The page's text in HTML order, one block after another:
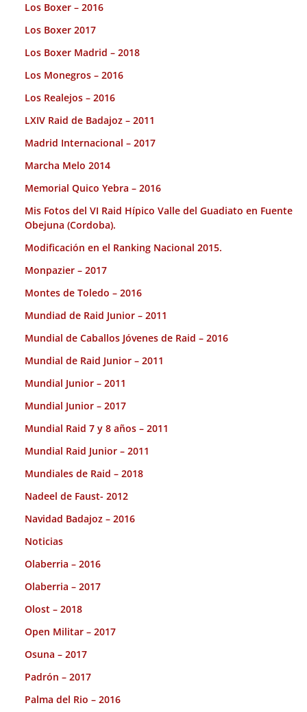
Los Boxer – 2016
Los Boxer 2017
Los Boxer Madrid – 2018
Los Monegros – 2016
Los Realejos – 2016
LXIV Raid de Badajoz – 2011
Madrid Internacional – 2017
Marcha Melo 2014
Memorial Quico Yebra – 2016
Mis Fotos del VI Raid Hípico Valle del Guadiato en Fuente
Obejuna (Cordoba).
Modificación en el Ranking Nacional 2015.
Monpazier – 2017
Montes de Toledo – 2016
Mundiad de Raid Junior – 2011
Mundial de Caballos Jóvenes de Raid – 2016
Mundial de Raid Junior – 2011
Mundial Junior – 2011
Mundial Junior – 2017
Mundial Raid 7 y 8 años – 2011
Mundial Raid Junior – 2011
Mundiales de Raid – 2018
Nadeel de Faust- 2012
Navidad Badajoz – 2016
Noticias
Olaberria – 2016
Olaberria – 2017
Olost – 2018
Open Militar – 2017
Osuna – 2017
Padrón – 2017
Palma del Rio – 2016